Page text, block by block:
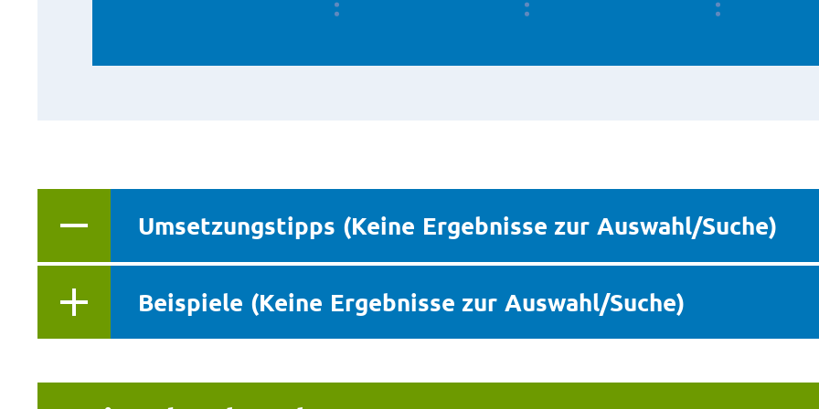
Umsetzungstipps (Keine Ergebnisse zur Auswahl/Suche)
Beispiele (Keine Ergebnisse zur Auswahl/Suche)